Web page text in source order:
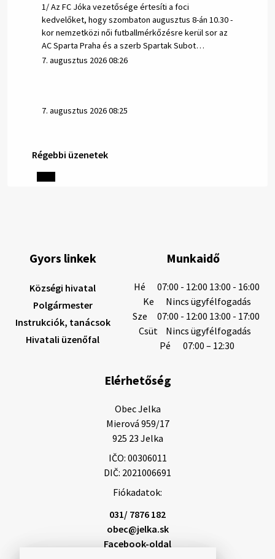
1/ Az FC Jóka vezetősége értesíti a foci
kedvelőket, hogy szombaton augusztus 8-án 10.30 -
kor nemzetközi női futballmérkőzésre kerül sor az
AC Sparta Praha és a szerb Spartak Subot…
7. augusztus 2026 08:26
7. augusztus 2026 08:25
Helyi közlemények: 2026.08.06.
1/ AZ IVÓVÍZ NEM MAGÁTÓL ÉRTETŐDŐ. A tartós
Helyi közlemények: 2026.08.05.
Gyászhirdetés: 2026.08.05. 1/ Tisztelt Lakosság!
temetési szertartás 2026. augusztus …
5. augusztus 2026 12:59
Helyi közlemények: 2026.08.03.
Gyászhirdetések: 2026.08.3. 1/ Tisztelt Lakosság!
Mély fájdalommal tudatjuk Önökkel, hogy 84 éves
korában távozott az élők sorából Letusek János. A
temetési szertartás 2026. augusz…
Régebbi üzenetek
Gyors linkek
Községi hivatal
Polgármester
Instrukciók, tanácsok
Hivatali üzenőfal
Munkaidő
Hé
07:00 - 12:00 13:00 - 16:00
Ke
Nincs ügyfélfogadás
Sze
07:00 - 12:00 13:00 - 17:00
Csüt
Nincs ügyfélfogadás
Pé
07:00 – 12:30
Elérhetőség
Obec Jelka
Mierová 959/17
925 23 Jelka
IČO: 00306011
DIČ: 2021006691
Fiókadatok:
031/ 7876 182
obec@jelka.sk
Facebook-oldal